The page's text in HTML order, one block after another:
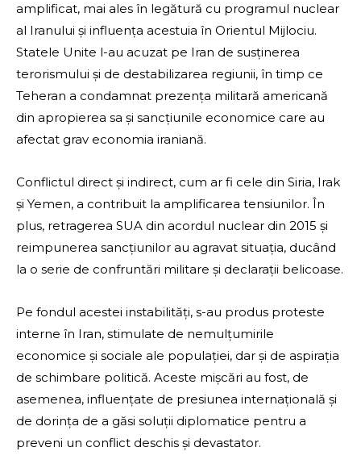
amplificat, mai ales în legătură cu programul nuclear
al Iranului și influența acestuia în Orientul Mijlociu.
Statele Unite l-au acuzat pe Iran de susținerea
terorismului și de destabilizarea regiunii, în timp ce
Teheran a condamnat prezența militară americană
din apropierea sa și sancțiunile economice care au
afectat grav economia iraniană.
Conflictul direct și indirect, cum ar fi cele din Siria, Irak
și Yemen, a contribuit la amplificarea tensiunilor. În
plus, retragerea SUA din acordul nuclear din 2015 și
reimpunerea sancțiunilor au agravat situația, ducând
la o serie de confruntări militare și declarații belicoase.
Pe fondul acestei instabilități, s-au produs proteste
interne în Iran, stimulate de nemulțumirile
economice și sociale ale populației, dar și de aspirația
de schimbare politică. Aceste mișcări au fost, de
asemenea, influențate de presiunea internațională și
de dorința de a găsi soluții diplomatice pentru a
preveni un conflict deschis și devastator.